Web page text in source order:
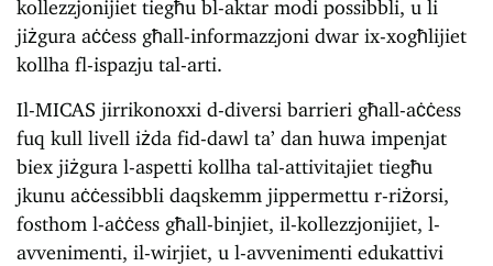
jiżgura aċċess għall-informazzjoni dwar ix-xogħlijiet
kollha fl-ispazju tal-arti.
Il-MICAS jirrikonoxxi d-diversi barrieri għall-aċċess
fuq kull livell iżda fid-dawl ta’ dan huwa impenjat
biex jiżgura l-aspetti kollha tal-attivitajiet tiegħu
jkunu aċċessibbli daqskemm jippermettu r-riżorsi,
fosthom l-aċċess għall-binjiet, il-kollezzjonijiet, l-
avvenimenti, il-wirjiet, u l-avvenimenti edukattivi